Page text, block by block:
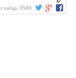
хабар:3569